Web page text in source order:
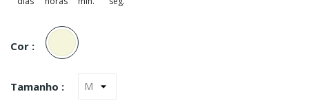
Cor :
Bege
Tamanho :